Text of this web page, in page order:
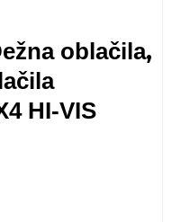
oblačila,
HI-VIS